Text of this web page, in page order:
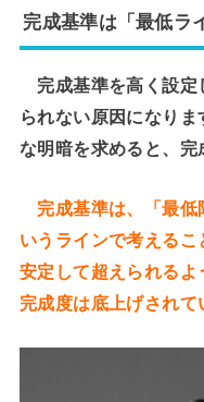
完成基準は「最低ラ
完成基準を高く設
られない原因になり
な明暗を求めると、完
完成基準は、「最
いうラインで考える
安定して超えられる
完成度は底上げされて